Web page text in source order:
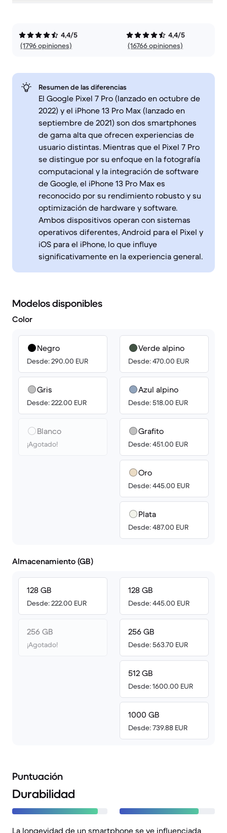
4,4/5
(1796 opiniones)
4,4/5
(16766 opiniones)
Resumen de las diferencias
El Google Pixel 7 Pro (lanzado en octubre de
2022) y el iPhone 13 Pro Max (lanzado en
septiembre de 2021) son dos smartphones
de gama alta que ofrecen experiencias de
usuario distintas. Mientras que el Pixel 7 Pro
se distingue por su enfoque en la fotografía
computacional y la integración de software
de Google, el iPhone 13 Pro Max es
reconocido por su rendimiento robusto y su
optimización de hardware y software.
Ambos dispositivos operan con sistemas
operativos diferentes, Android para el Pixel y
iOS para el iPhone, lo que influye
significativamente en la experiencia general.
Modelos disponibles
Color
Negro
Desde: 290.00 EUR
Gris
Desde: 222.00 EUR
Blanco
¡Agotado!
Verde alpino
Desde: 470.00 EUR
Azul alpino
Desde: 518.00 EUR
Grafito
Desde: 451.00 EUR
Oro
Desde: 445.00 EUR
Plata
Desde: 487.00 EUR
Almacenamiento (GB)
128 GB
Desde: 222.00 EUR
256 GB
¡Agotado!
128 GB
Desde: 445.00 EUR
256 GB
Desde: 563.70 EUR
512 GB
Desde: 1600.00 EUR
1000 GB
Desde: 739.88 EUR
Puntuación
Durabilidad
La longevidad de un smartphone se ve influenciada